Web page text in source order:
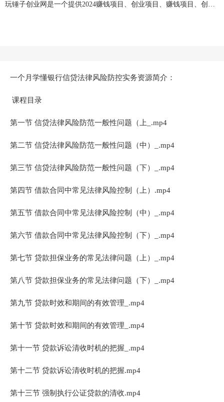
玩锤子创业网是一个提供2024赚钱项目、创业项目、赚钱项目、创业赚钱教程、引流教程的创业网,欢迎来玩锤子创业网！
一个月学懂银行信贷法律风险防控实务资源简介：
课程目录
第一节 信贷法律风险防范一般性问题（上_.mp4
第二节 信贷法律风险防范一般性问题（中）_.mp4
第三节 信贷法律风险防范一般性问题（下）_.mp4
第四节 借款合同中常见法律风险控制（上）.mp4
第五节 借款合同中常见法律风险控制（中）_.mp4
第六节 借款合同中常见法律风险控制（下）_.mp4
第七节 贷款担保业务的常见法律问题（上）_.mp4
第八节 贷款担保业务的常见法律问题（下）_.mp4
第九节 贷款时效和期间的有效管理_.mp4
第十节 贷款时效和期间的有效管理_.mp4
第十一节 贷款诉讼清收时机的把握_.mp4
第十二节 贷款诉讼清收时机的把握.mp4
第十三节 强制执行公证贷款的清收.mp4